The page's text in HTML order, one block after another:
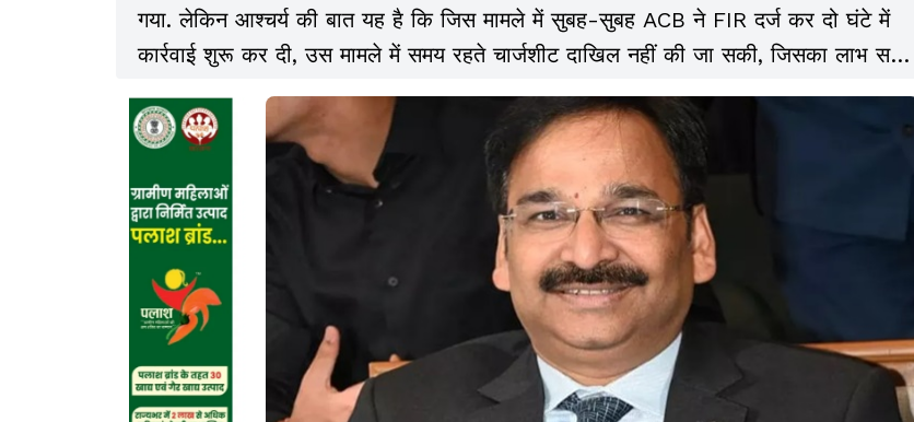
गया. लेकिन आश्चर्य की बात यह है कि जिस मामले में सुबह-सुबह ACB ने FIR दर्ज कर दो घंटे में
कार्रवाई शुरू कर दी, उस मामले में समय रहते चार्जशीट दाखिल नहीं की जा सकी, जिसका लाभ सभी
आरोपियों को मिल गया.